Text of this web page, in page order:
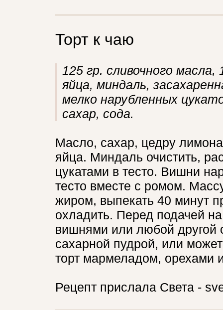
Торт к чаю
125 гр. сливочного масла,
яйца, миндаль,
мелко нарубленных
сахар, сода.
Масло, сахар, цедру лимона
яйца. Миндаль очистить,
цукатами в тесто. Вишни
тесто вместе с ромом.
жиром, выпекать 40 минут
охладить. Перед подачей
вишнями или любой другой
сахарной пудрой, или
торт мармеладом, орехами
Рецепт прислала Света -